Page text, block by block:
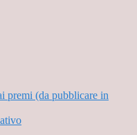
premi (da pubblicare in